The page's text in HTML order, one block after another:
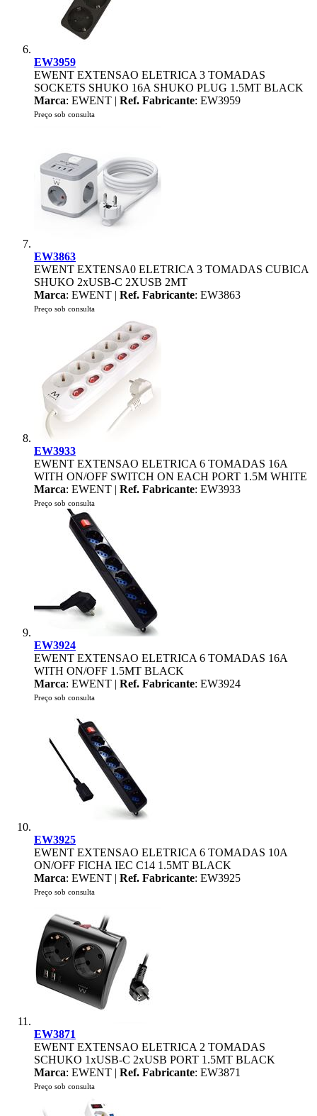
EW3959
EWENT EXTENSAO ELETRICA 3 TOMADAS
SOCKETS SHUKO 16A SHUKO PLUG 1.5MT BLACK
Marca: EWENT | Ref. Fabricante: EW3959
Preço sob consulta
EW3863
EWENT EXTENSA0 ELETRICA 3 TOMADAS CUBICA
SHUKO 2xUSB-C 2XUSB 2MT
Marca: EWENT | Ref. Fabricante: EW3863
Preço sob consulta
EW3933
EWENT EXTENSAO ELETRICA 6 TOMADAS 16A
WITH ON/OFF SWITCH ON EACH PORT 1.5M WHITE
Marca: EWENT | Ref. Fabricante: EW3933
Preço sob consulta
EW3924
EWENT EXTENSAO ELETRICA 6 TOMADAS 16A
WITH ON/OFF 1.5MT BLACK
Marca: EWENT | Ref. Fabricante: EW3924
Preço sob consulta
EW3925
EWENT EXTENSAO ELETRICA 6 TOMADAS 10A
ON/OFF FICHA IEC C14 1.5MT BLACK
Marca: EWENT | Ref. Fabricante: EW3925
Preço sob consulta
EW3871
EWENT EXTENSAO ELETRICA 2 TOMADAS
SCHUKO 1xUSB-C 2xUSB PORT 1.5MT BLACK
Marca: EWENT | Ref. Fabricante: EW3871
Preço sob consulta